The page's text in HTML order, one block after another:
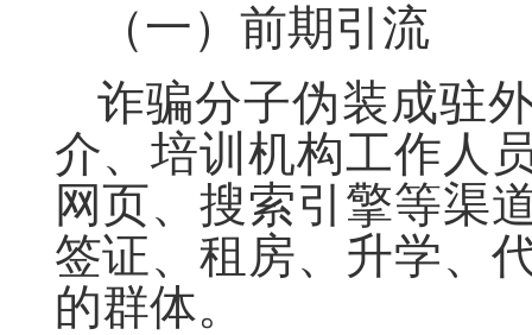
（一）前期引流
诈骗分子伪装成驻
介、培训机构工作人
网页、搜索引擎等渠
签证、租房、升学、
的群体。